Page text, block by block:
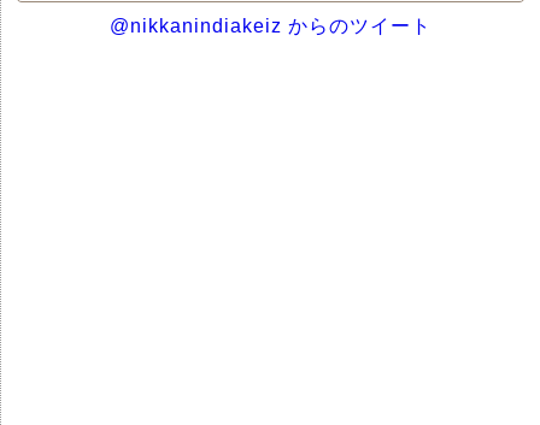
@nikkanindiakeiz からのツイート